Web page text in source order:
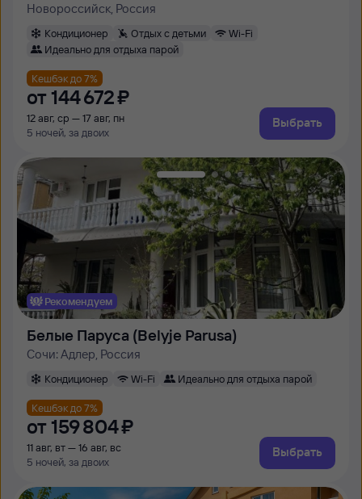
Новороссийск, Россия
Кондиционер Отдых с детьми
Wi-Fi
Идеально для отдыха парой
Кешбэк до 7%
от 144 ⁠672 ⁠₽
12 авг, ср — 17 авг, пн
5 ночей, за двоих
Выбрать
Рекомендуем
Белые Паруса (Belyje Parusa)
Сочи: Адлер, Россия
Кондиционер Wi-Fi Идеально для отдыха парой
Кешбэк до 7%
от 159 ⁠804 ⁠₽
11 авг, вт — 16 авг, вс
5 ночей, за двоих
Выбрать